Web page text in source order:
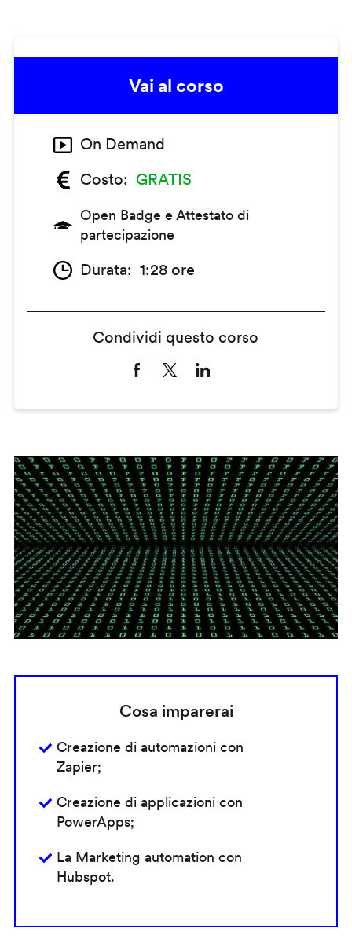
Vai al corso
On Demand
Costo
GRATIS
Open Badge e Attestato di
partecipazione
Durata 1:28 ore
Condividi questo corso
Cosa imparerai
Creazione di automazioni con
Zapier;
Creazione di applicazioni con
PowerApps;
La Marketing automation con
Hubspot.